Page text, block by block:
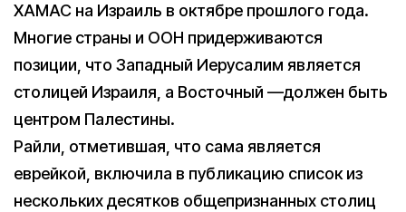
ХАМАС на Израиль в октябре прошлого года.
Многие страны и ООН придерживаются
позиции, что Западный Иерусалим является
столицей Израиля, а Восточный —должен быть
центром Палестины.
Райли, отметившая, что сама является
еврейкой, включила в публикацию список из
нескольких десятков общепризнанных столиц